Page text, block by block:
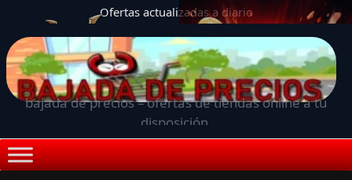
Ofertas actualizadas a diario
bajada de precios – ofertas de tiendas online a tu
disposición.